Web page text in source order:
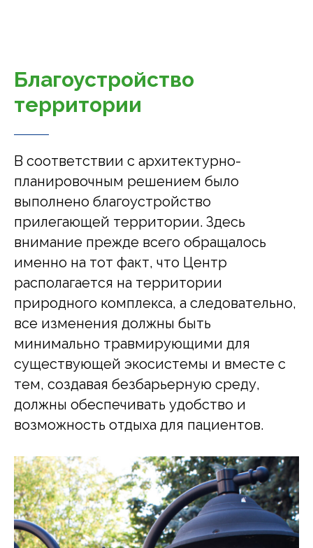
Благоустройство
территории
В соответствии с архитектурно-
планировочным решением было
выполнено благоустройство
прилегающей территории. Здесь
внимание прежде всего обращалось
именно на тот факт, что Центр
располагается на территории
природного комплекса, а следовательно,
все изменения должны быть
минимально травмирующими для
существующей экосистемы и вместе с
тем, создавая безбарьерную среду,
должны обеспечивать удобство и
возможность отдыха для пациентов.